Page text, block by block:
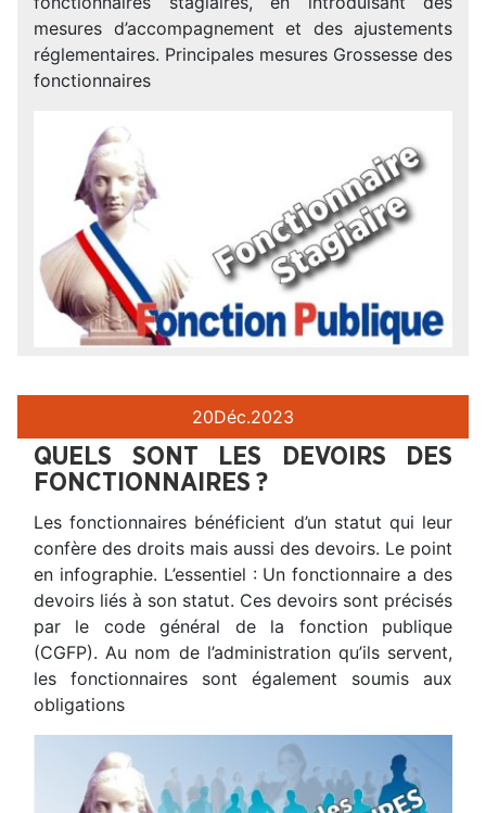
mesures d’accompagnement et des ajustements
réglementaires. Principales mesures Grossesse des
fonctionnaires
20Déc.2023
QUELS SONT LES DEVOIRS DES
FONCTIONNAIRES ?
Les fonctionnaires bénéficient d’un statut qui leur
confère des droits mais aussi des devoirs. Le point
en infographie. L’essentiel : Un fonctionnaire a des
devoirs liés à son statut. Ces devoirs sont précisés
par le code général de la fonction publique
(CGFP). Au nom de l’administration qu’ils servent,
les fonctionnaires sont également soumis aux
obligations